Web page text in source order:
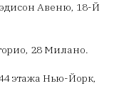
Авеню, 18-Й
28 Милано.
этажа Нью-Йорк,